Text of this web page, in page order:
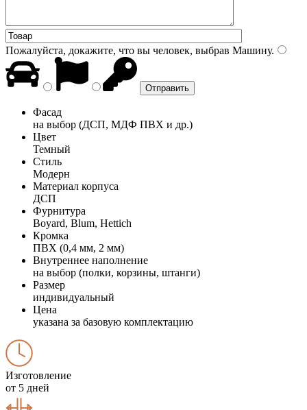
Пожалуйста, докажите, что вы человек, выбрав Машину.
Фасад
на выбор (ДСП, МДФ ПВХ и др.)
Цвет
Темный
Стиль
Модерн
Материал корпуса
ДСП
Фурнитура
Boyard, Blum, Hettich
Кромка
ПВХ (0,4 мм, 2 мм)
Внутреннее наполнение
на выбор (полки, корзины, штанги)
Размер
индивидуальный
Цена
указана за базовую комплектацию
Изготовление
от 5 дней